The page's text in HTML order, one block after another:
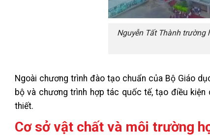
Nguyễn Tất Thành
Ngoài chương trình đào tạo chuẩn của Bộ Giáo
bộ và chương trình hợp tác quốc tế, tạo điều
thiết.
Cơ sở vật chất và môi trường